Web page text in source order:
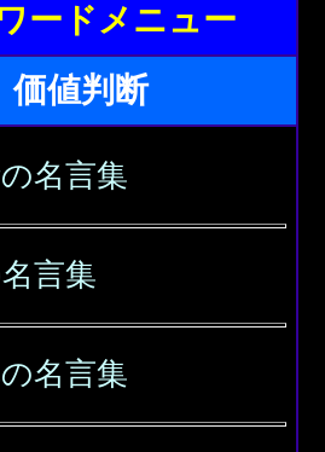
ードメニュー
価値判断
名言集
言集
名言集